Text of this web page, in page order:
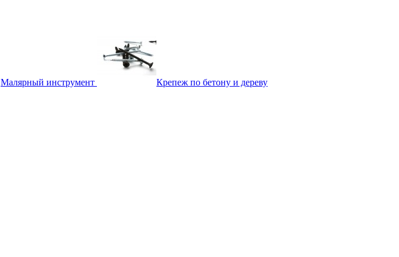
Малярный инструмент Крепеж по бетону и дереву